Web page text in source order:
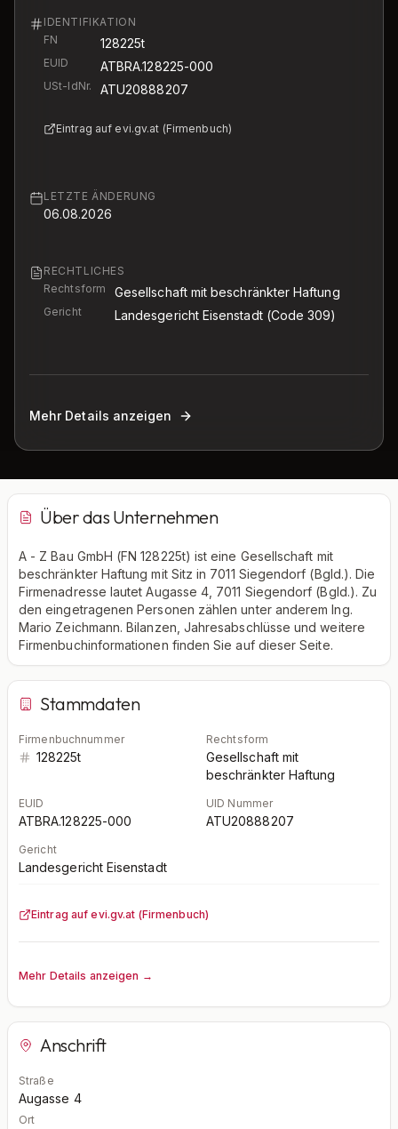
IDENTIFIKATION
FN
128225t
EUID ATBRA.128225-000
USt-IdNr. ATU20888207
Eintrag auf evi.gv.at (Firmenbuch)
LETZTE ÄNDERUNG
06.08.2026
RECHTLICHES
Rechtsform
Gesellschaft mit beschränkter Haftung
Gericht Landesgericht Eisenstadt(Code 309)
Mehr Details anzeigen
Über das Unternehmen
A - Z Bau GmbH (FN 128225t) ist eine Gesellschaft mit
beschränkter Haftung mit Sitz in 7011 Siegendorf (Bgld.). Die
Firmenadresse lautet Augasse 4, 7011 Siegendorf (Bgld.). Zu
den eingetragenen Personen zählen unter anderem Ing.
Mario Zeichmann. Bilanzen, Jahresabschlüsse und weitere
Firmenbuchinformationen finden Sie auf dieser Seite.
Stammdaten
Firmenbuchnummer
128225t
Rechtsform
Gesellschaft mit
beschränkter Haftung
EUID
ATBRA.128225-000
UID Nummer
ATU20888207
Gericht
Landesgericht Eisenstadt
Eintrag auf evi.gv.at (Firmenbuch)
Mehr Details anzeigen →
Anschrift
Straße
Augasse 4
Ort